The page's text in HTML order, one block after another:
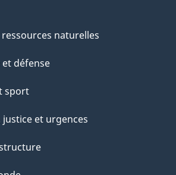
naturelles
défense
sport
justice et urgences